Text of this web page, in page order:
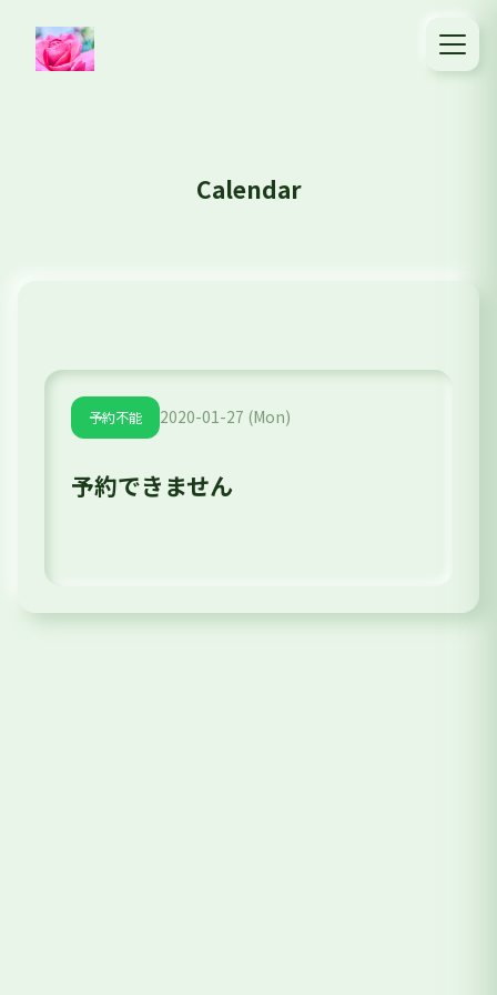
Calendar
予約不能 2020-01-27 (Mon)
予約できません